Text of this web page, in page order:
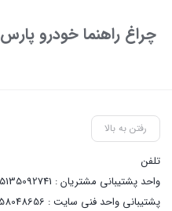
چراغ راهنما خودرو پارس
رفتن به بالا
تلفن
پشتیبانی واحد فنی سایت : 09058048656